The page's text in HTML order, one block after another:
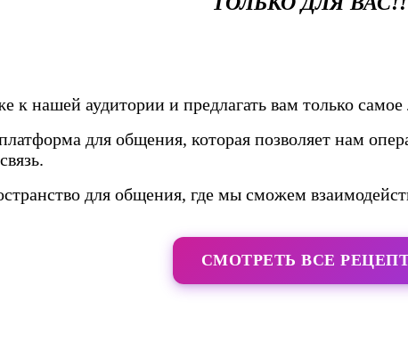
нашей аудитории и предлагать вам только самое
для общения, которая позволяет нам
для общения, где мы сможем
СМОТРЕТЬ ВСЕ